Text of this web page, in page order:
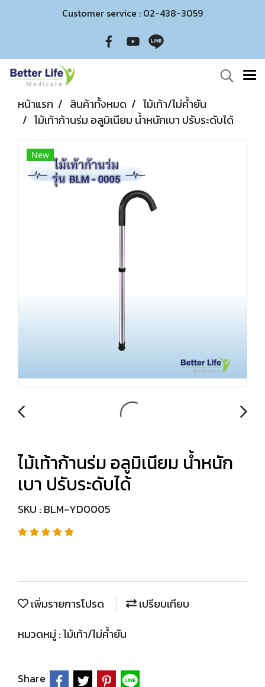
Customer service : 02-438-3059
หน้าแรก สินค้าทั้งหมด
ไม้เท้า/ไม่ค้ำยัน
ไม้เท้าก้านร่ม อลูมิเนียม น้ำหนักเบา ปรับระดับได้
New
ไม้เท้าก้านร่ม อลูมิเนียม น้ำหนัก
เบา ปรับระดับได้
SKU : BLM-YD0005
เพิ่มรายการโปรด
เปรียบเทียบ
หมวดหมู่ :ไม้เท้า/ไม่ค้ำยัน
Share